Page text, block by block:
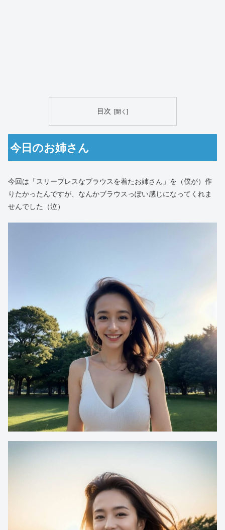
目次
今日のお姉さん
今回は「スリーブレスなブラウスを着たお姉さん」を（僕が）作
りたかったんですが、なんかブラウスっぽい感じになってくれま
せんでした（泣）